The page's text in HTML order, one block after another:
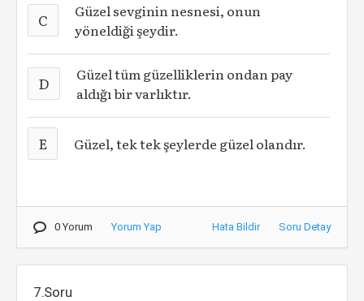
C
Güzel sevginin nesnesi, onun
yöneldiği şeydir.
D
Güzel tüm güzelliklerin ondan pay
aldığı bir varlıktır.
E Güzel, tek tek şeylerde güzel olandır.
0 Yorum Yorum Yap Hata Bildir Soru Detay
7.Soru